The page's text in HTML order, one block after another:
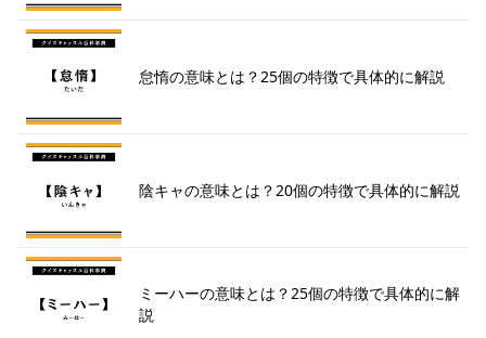
怠惰の意味とは？25個の特徴で具体的に解説
陰キャの意味とは？20個の特徴で具体的に解説
ミーハーの意味とは？25個の特徴で具体的に解
説